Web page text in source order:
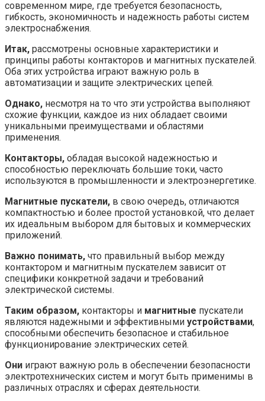
современном мире, где требуется безопасность,
гибкость, экономичность и надежность работы систем
электроснабжения.
Итак, рассмотрены основные характеристики и
принципы работы контакторов и магнитных пускателей.
Оба этих устройства играют важную роль в
автоматизации и защите электрических цепей.
Однако, несмотря на то что эти устройства выполняют
схожие функции, каждое из них обладает своими
уникальными преимуществами и областями
применения.
Контакторы, обладая высокой надежностью и
способностью переключать большие токи, часто
используются в промышленности и электроэнергетике.
Магнитные пускатели, в свою очередь, отличаются
компактностью и более простой установкой, что делает
их идеальным выбором для бытовых и коммерческих
приложений.
Важно понимать, что правильный выбор между
контактором и магнитным пускателем зависит от
специфики конкретной задачи и требований
электрической системы.
Таким образом, контакторы и магнитные пускатели
являются надежными и эффективными устройствами,
способными обеспечить безопасное и стабильное
функционирование электрических сетей.
Они играют важную роль в обеспечении безопасности
электротехнических систем и могут быть применимы в
различных отраслях и сферах деятельности.